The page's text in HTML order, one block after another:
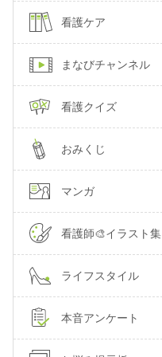
看護ケア
まなびチャンネル
看護クイズ
おみくじ
マンガ
看護師🎨イラスト集
ライフスタイル
本音アンケート